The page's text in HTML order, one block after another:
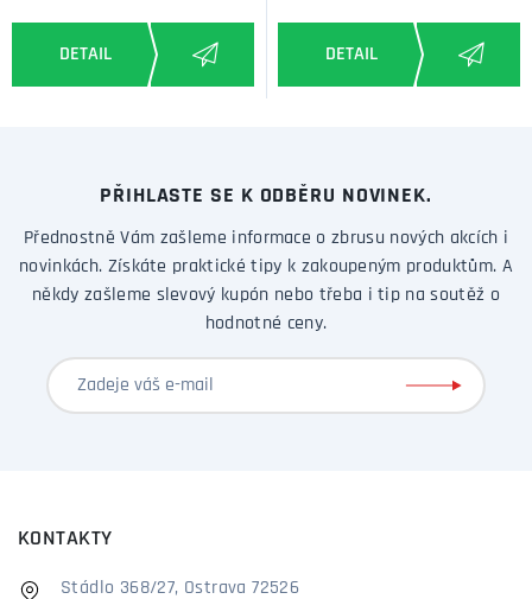
PŘIHLASTE SE K ODBĚRU NOVINEK.
Přednostně Vám zašleme informace o zbrusu nových akcích i
novinkách. Získáte praktické tipy k zakoupeným produktům. A
někdy zašleme slevový kupón nebo třeba i tip na soutěž o
hodnotné ceny.
KONTAKTY
Stádlo 368/27, Ostrava 72526